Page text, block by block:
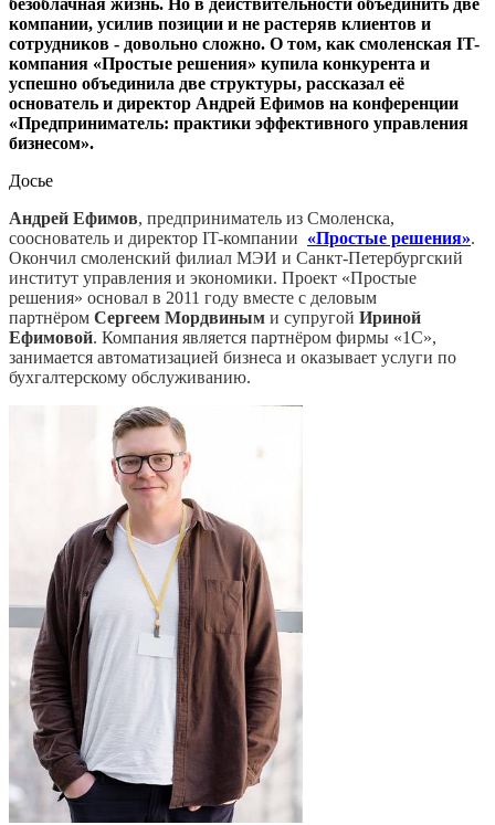
безоблачная жизнь. Но в действительности объединить две
компании, усилив позиции и не растеряв клиентов и
сотрудников - довольно сложно. О том, как смоленская IT-
компания «Простые решения» купила конкурента и
успешно объединила две структуры, рассказал её
основатель и директор Андрей Ефимов на конференции
«Предприниматель: практики эффективного управления
бизнесом».
Досье
Андрей Ефимов, предприниматель из Смоленска,
сооснователь и директор IT-компании «Простые решения».
Окончил смоленский филиал МЭИ и Санкт-Петербургский
институт управления и экономики. Проект «Простые
решения» основал в 2011 году вместе с деловым
партнёром Сергеем Мордвиным и супругой Ириной
Ефимовой. Компания является партнёром фирмы «1С»,
занимается автоматизацией бизнеса и оказывает услуги по
бухгалтерскому обслуживанию.